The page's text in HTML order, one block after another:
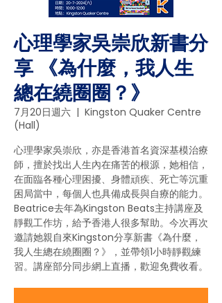
心理學家吳崇欣新書分
享 《為什麼，我人生
總在繞圈圈？》
7月20日週六
  |
Kingston Quaker Centre
(Hall)
心理學家吳崇欣，亦是香港首名資深基模治療
師，擅於找出人生內在痛苦的根源，她相信，
在面臨各種心理困擾、身體頑疾、死亡等沉重
困局當中，每個人也具備成長與自療的能力。
Beatrice去年為Kingston Beats主持講座及
靜觀工作坊，給予香港人很多幫助。今次再次
邀請她親自來Kingston分享新書《為什麼，
我人生總在繞圈圈？》，並帶領1小時靜觀練
習。講座部分同步網上直播，歡迎免費收看。